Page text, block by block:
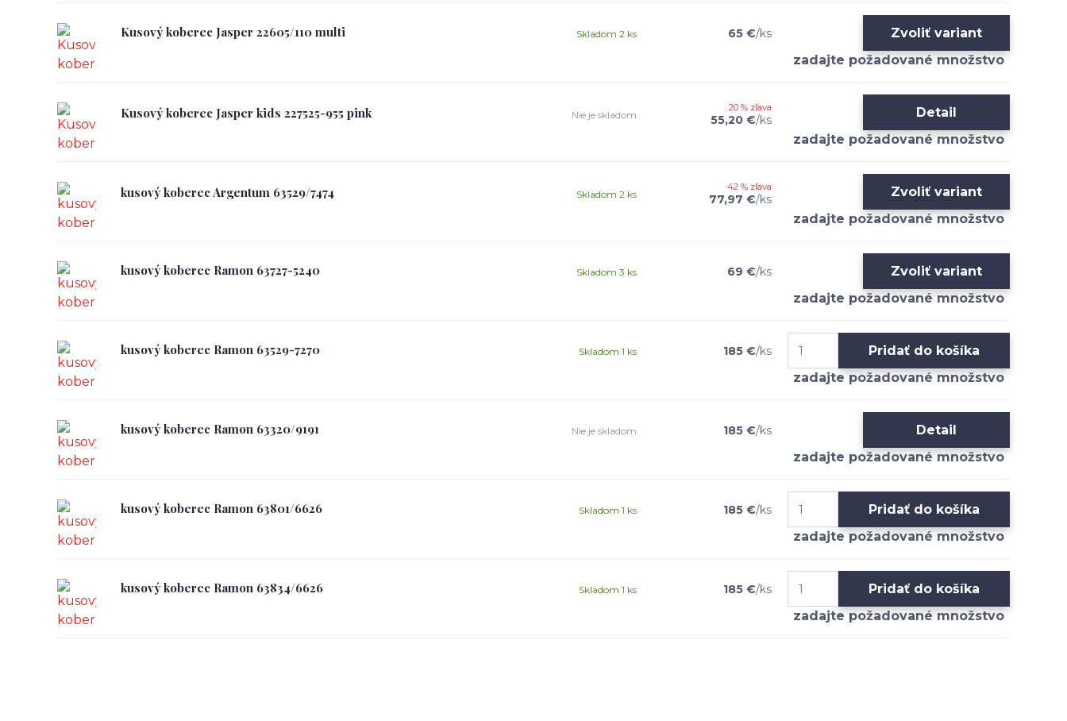
Kusový koberec Jasper 22605/110 multi 65 €/ks
Skladom 2 ks Zvoliť variant
Kusový koberec Jasper kids 227525-955 pink 20 % zľava
55,20 €/ks
Nie je skladom Detail
kusový koberec Argentum 63529/7474 42 % zľava
77,97 €/ks
Skladom 2 ks Zvoliť variant
kusový koberec Ramon 63727-5240 69 €/ks
Skladom 3 ks Zvoliť variant
kusový koberec Ramon 63529-7270 185 €/ks
Skladom 1 ks Pridať do košíka
kusový koberec Ramon 63320/9191 185 €/ks
Nie je skladom Detail
kusový koberec Ramon 63801/6626 185 €/ks
Skladom 1 ks Pridať do košíka
kusový koberec Ramon 63834/6626 185 €/ks
Skladom 1 ks Pridať do košíka